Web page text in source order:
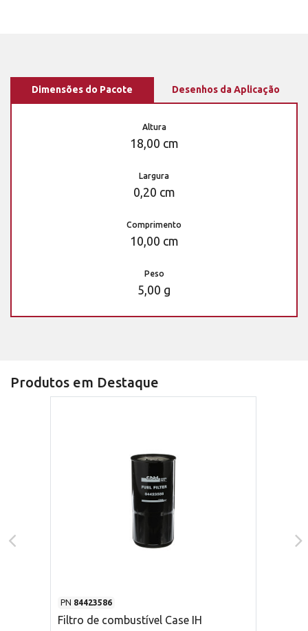
Dimensões do Pacote Desenhos da Aplicação
Altura
18,00 cm
Largura
0,20 cm
Comprimento
10,00 cm
Peso
5,00 g
Produtos em Destaque
PN 84423586
Filtro de combustível Case IH